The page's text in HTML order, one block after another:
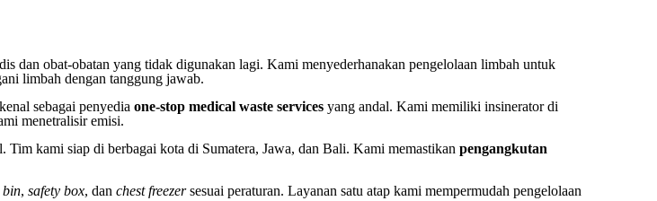
obat-obatan yang tidak digunakan lagi. Kami menyederhanakan pengelolaan limbah untuk
limbah dengan tanggung jawab.
sebagai penyedia one-stop medical waste services yang andal. Kami memiliki insinerator di
menetralisir emisi.
kami siap di berbagai kota di Sumatera, Jawa, dan Bali. Kami memastikan pengangkutan
bin, safety box, dan chest freezersesuai peraturan. Layanan satu atap kami mempermudah pengelolaan